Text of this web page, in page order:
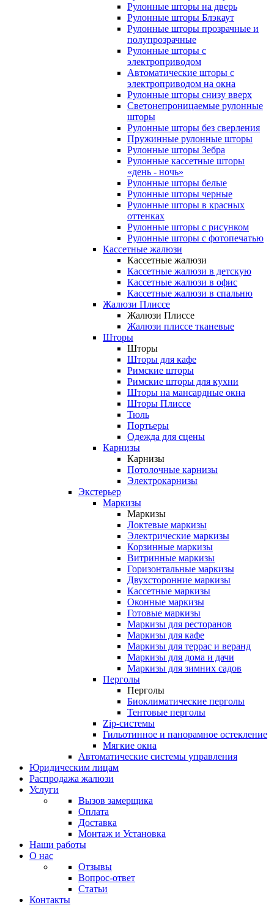
Рулонные шторы на дверь
Рулонные шторы Блэкаут
Рулонные шторы прозрачные и
полупрозрачные
Рулонные шторы с
электроприводом
Автоматические шторы с
электроприводом на окна
Рулонные шторы снизу вверх
Светонепроницаемые рулонные
шторы
Рулонные шторы без сверления
Пружинные рулонные шторы
Рулонные шторы Зебра
Рулонные кассетные шторы
«день - ночь»
Рулонные шторы белые
Рулонные шторы черные
Рулонные шторы в красных
оттенках
Рулонные шторы с рисунком
Рулонные шторы с фотопечатью
Кассетные жалюзи
Кассетные жалюзи
Кассетные жалюзи в детскую
Кассетные жалюзи в офис
Кассетные жалюзи в спальню
Жалюзи Плиссе
Жалюзи Плиссе
Жалюзи плиссе тканевые
Шторы
Шторы
Шторы для кафе
Римские шторы
Римские шторы для кухни
Шторы на мансардные окна
Шторы Плиссе
Тюль
Портьеры
Одежда для сцены
Карнизы
Карнизы
Потолочные карнизы
Электрокарнизы
Экстерьер
Маркизы
Маркизы
Локтевые маркизы
Электрические маркизы
Корзинные маркизы
Витринные маркизы
Горизонтальные маркизы
Двухсторонние маркизы
Кассетные маркизы
Оконные маркизы
Готовые маркизы
Маркизы для ресторанов
Маркизы для кафе
Маркизы для террас и веранд
Маркизы для дома и дачи
Маркизы для зимних садов
Перголы
Перголы
Биоклиматические перголы
Тентовые перголы
Zip-системы
Гильотинное и панорамное остекление
Мягкие окна
Автоматические системы управления
Юридическим лицам
Распродажа жалюзи
Услуги
Вызов замерщика
Оплата
Доставка
Монтаж и Установка
Наши работы
О нас
Отзывы
Вопрос-ответ
Статьи
Контакты